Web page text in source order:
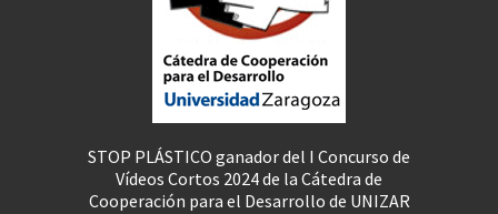
STOP PLÁSTICO ganador del I Concurso de
Vídeos Cortos 2024 de la Cátedra de
Cooperación para el Desarrollo de UNIZAR